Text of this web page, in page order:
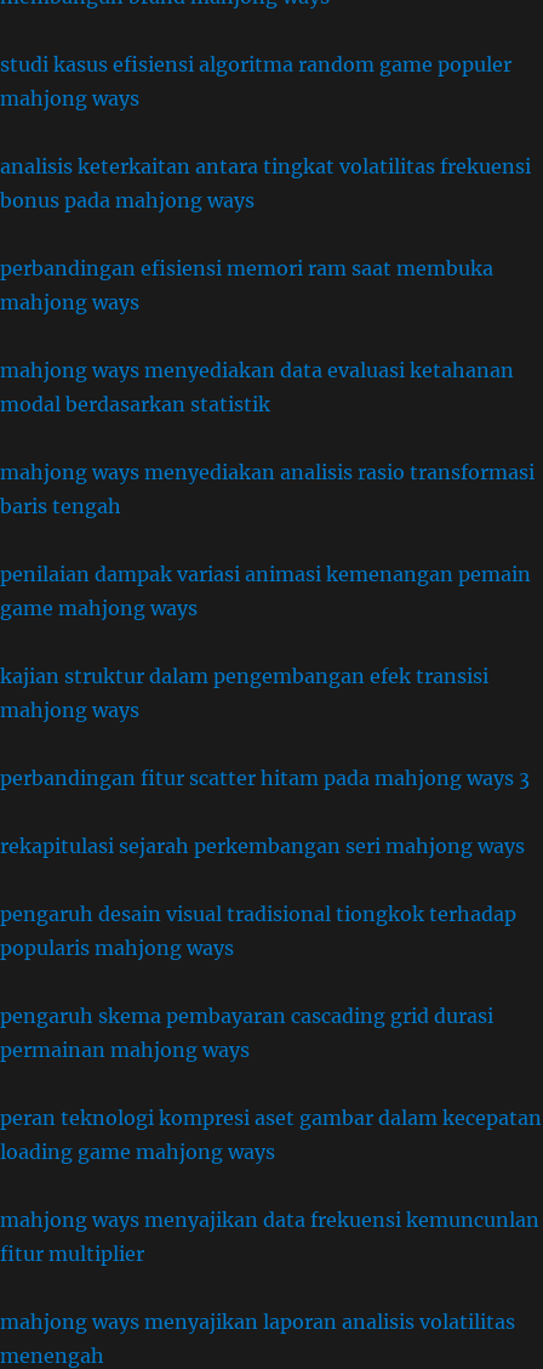
studi kasus efisiensi algoritma random game populer
mahjong ways
analisis keterkaitan antara tingkat volatilitas frekuensi
bonus pada mahjong ways
perbandingan efisiensi memori ram saat membuka
mahjong ways
mahjong ways menyediakan data evaluasi ketahanan
modal berdasarkan statistik
mahjong ways menyediakan analisis rasio transformasi
baris tengah
penilaian dampak variasi animasi kemenangan pemain
game mahjong ways
kajian struktur dalam pengembangan efek transisi
mahjong ways
perbandingan fitur scatter hitam pada mahjong ways 3
rekapitulasi sejarah perkembangan seri mahjong ways
pengaruh desain visual tradisional tiongkok terhadap
popularis mahjong ways
pengaruh skema pembayaran cascading grid durasi
permainan mahjong ways
peran teknologi kompresi aset gambar dalam kecepatan
loading game mahjong ways
mahjong ways menyajikan data frekuensi kemuncunlan
fitur multiplier
mahjong ways menyajikan laporan analisis volatilitas
menengah